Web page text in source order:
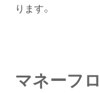
ります。
マネーフ